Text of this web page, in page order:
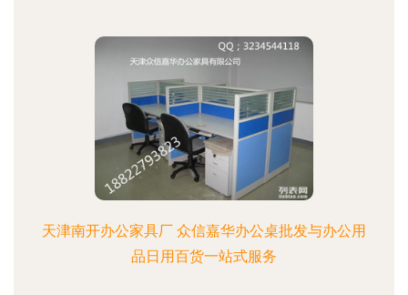
天津南开办公家具厂 众信嘉华办公桌批发与办公用
品日用百货一站式服务